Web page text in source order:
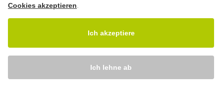
BESUCHEN SIE UNS
Cookies akzeptieren
Ich akzeptiere
Ich lehne ab